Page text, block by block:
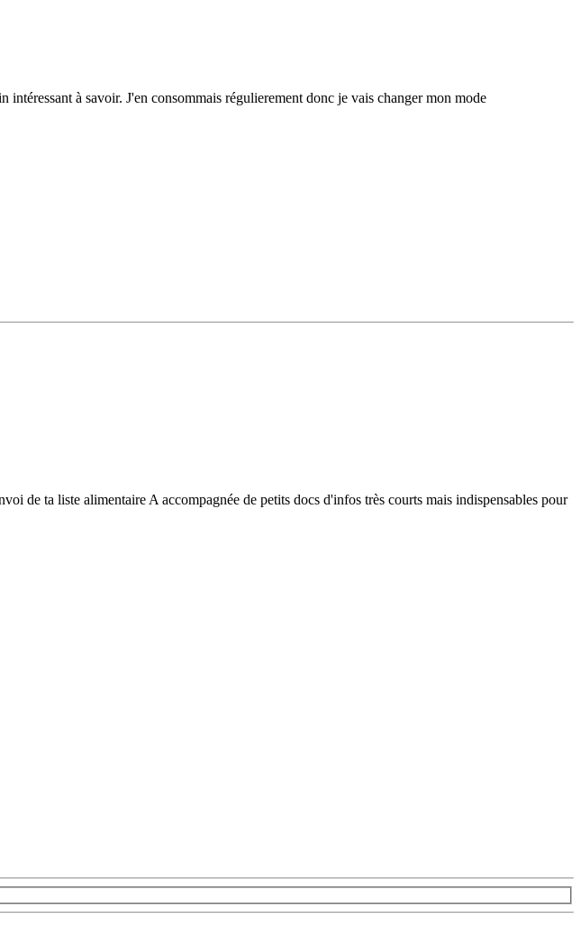
intéressant à savoir. J'en consommais régulierement donc je vais changer mon mode
de ta liste alimentaire A accompagnée de petits docs d'infos très courts mais indispensables pour